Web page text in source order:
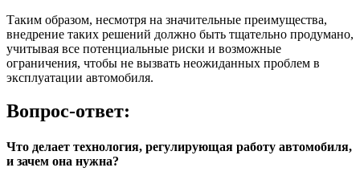
Таким образом, несмотря на значительные преимущества,
внедрение таких решений должно быть тщательно продумано,
учитывая все потенциальные риски и возможные
ограничения, чтобы не вызвать неожиданных проблем в
эксплуатации автомобиля.
Вопрос-ответ:
Что делает технология, регулирующая работу автомобиля,
и зачем она нужна?